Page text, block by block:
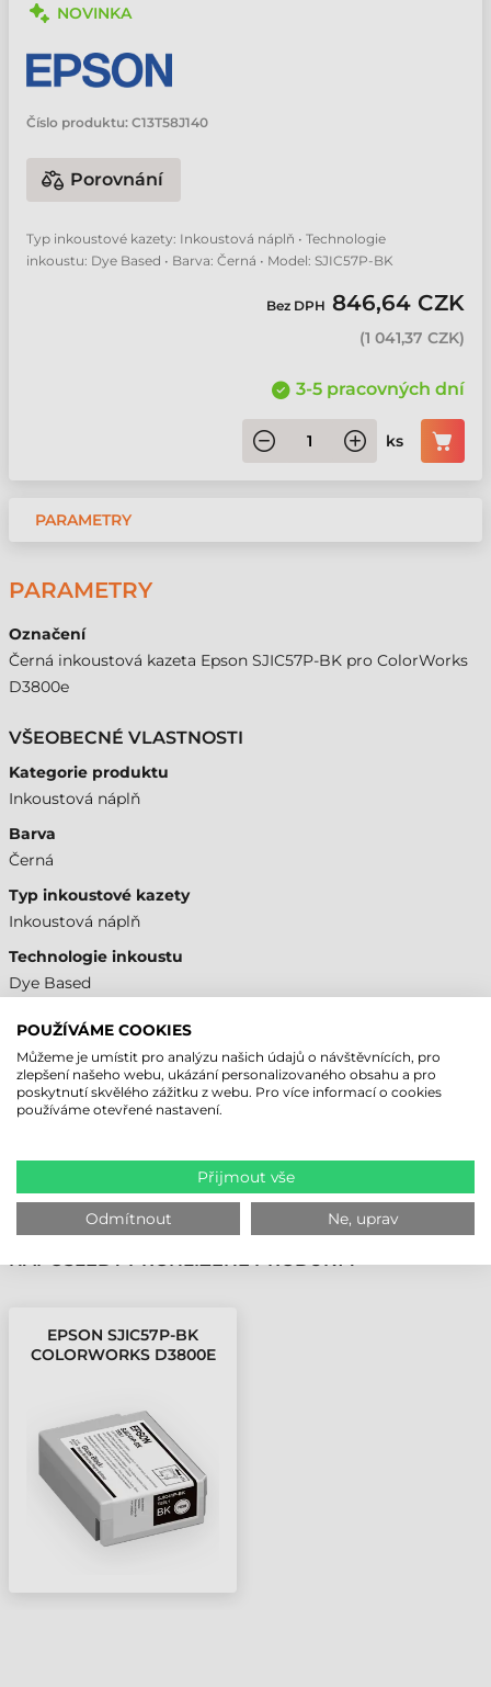
NOVINKA
Číslo produktu: C13T58J140
Porovnání
Typ inkoustové kazety: Inkoustová náplň • Technologie
inkoustu: Dye Based • Barva: Černá • Model: SJIC57P-BK
Bez DPH 846,64 CZK
(1 041,37 CZK)
3-5 pracovných dní
ks
PARAMETRY
PARAMETRY
Označení
Černá inkoustová kazeta Epson SJIC57P-BK pro ColorWorks
D3800e
VŠEOBECNÉ VLASTNOSTI
Kategorie produktu
Inkoustová náplň
Barva
Černá
Typ inkoustové kazety
Inkoustová náplň
Technologie inkoustu
Dye Based
Model
KOMPATIBILITA
Áno
NAPOSLEDY PROHLÍŽENÉ PRODUKTY
EPSON SJIC57P-BK
COLORWORKS D3800E
POUŽÍVÁME COOKIES
Můžeme je umístit pro analýzu našich údajů o návštěvnících, pro
zlepšení našeho webu, ukázání personalizovaného obsahu a pro
poskytnutí skvělého zážitku z webu. Pro více informací o cookies
používáme otevřené nastavení.
Přijmout vše
Odmítnout Ne, uprav